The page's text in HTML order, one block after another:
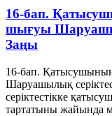
16-бап.
шығуы
Заңы
16-бап.
Шаруашылық
серiктестiкке
тартатыны жайында